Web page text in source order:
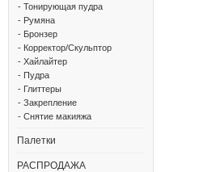
- Тонирующая пудра
- Румяна
- Бронзер
- Корректор/Скульптор
- Хайлайтер
- Пудра
- Глиттеры
- Закрепление
- Снятие макияжа
Палетки
РАСПРОДАЖА